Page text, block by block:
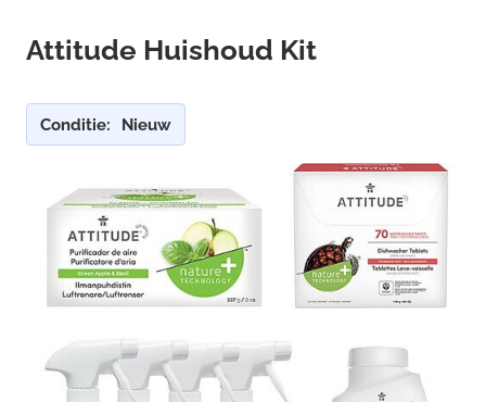
Attitude Huishoud Kit
Conditie: Nieuw